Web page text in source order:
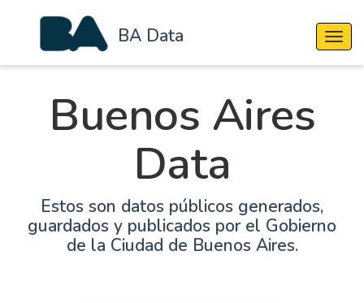
BA Data
Buenos Aires
Data
Estos son datos públicos generados,
guardados y publicados por el Gobierno
de la Ciudad de Buenos Aires.